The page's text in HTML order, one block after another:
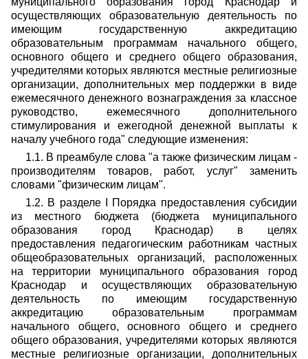
осуществляющих образовательную деятельность по
имеющим государственную аккредитацию
образовательным программам начального общего,
основного общего и среднего общего образования,
учредителями которых являются местные религиозные
организации, дополнительных мер поддержки в виде
ежемесячного денежного вознаграждения за классное
руководство, ежемесячного дополнительного
стимулирования и ежегодной денежной выплаты к
началу учебного года" следующие изменения:
1.1. В преамбуле слова "а также физическим лицам -
производителям товаров, работ, услуг" заменить
словами "физическим лицам".
1.2. В разделе I Порядка предоставления субсидии
из местного бюджета (бюджета муниципального
образования город Краснодар) в целях
предоставления педагогическим работникам частных
общеобразовательных организаций, расположенных
на территории муниципального образования город
Краснодар и осуществляющих образовательную
деятельность по имеющим государственную
аккредитацию образовательным программам
начального общего, основного общего и среднего
общего образования, учредителями которых являются
местные религиозные организации, дополнительных